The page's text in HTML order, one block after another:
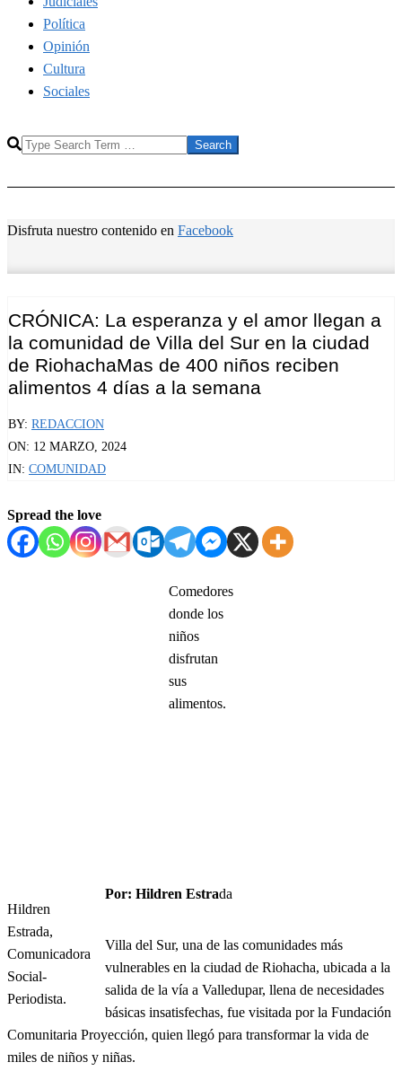
Política
Opinión
Cultura
Sociales
Search
Disfruta nuestro contenido en Facebook
CRÓNICA: La esperanza y el amor llegan a
la comunidad de Villa del Sur en la ciudad
de RiohachaMas de 400 niños reciben
alimentos 4 días a la semana
BY: REDACCION
ON: 12 MARZO, 2024
IN: COMUNIDAD
Spread the love
Comedores
donde los
niños
disfrutan
sus
alimentos.
Hildren
Estrada,
Comunicadora
Social-
Periodista.
Por: Hildren Estrada
Villa del Sur, una de las comunidades más
vulnerables en la ciudad de Riohacha, ubicada a la
salida de la vía a Valledupar, llena de necesidades
básicas insatisfechas, fue visitada por la Fundación
Comunitaria Proyección, quien llegó para transformar la vida de
miles de niños y niñas.